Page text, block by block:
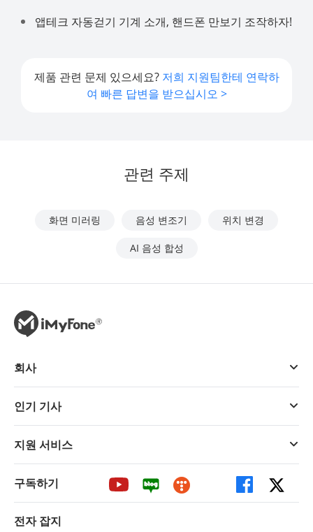
앱테크 자동걷기 기계 소개, 핸드폰 만보기 조작하자!
제품 관련 문제 있으세요? 저희 지원팀한테 연락하
여 빠른 답변을 받으십시오 >
관련 주제
화면 미러링 음성 변조기 위치 변경
AI 음성 합성
회사
인기 기사
지원 서비스
구독하기
전자 잡지